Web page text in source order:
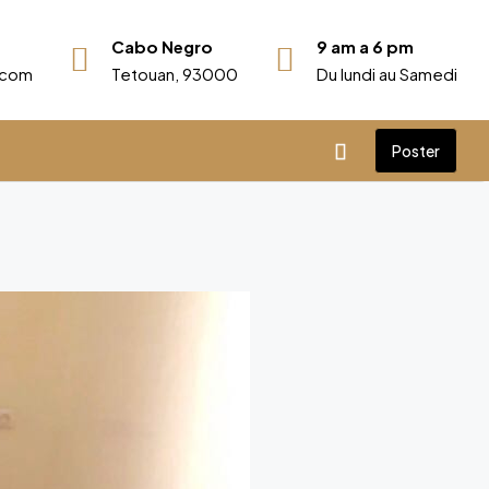
Cabo Negro
Tetouan, 93000
9 am a 6 pm
Du lundi au Samedi
Poster